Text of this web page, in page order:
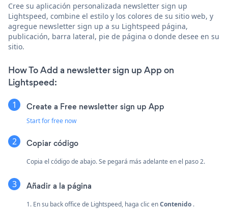
Cree su aplicación personalizada newsletter sign up
Lightspeed, combine el estilo y los colores de su sitio web, y
agregue newsletter sign up a su Lightspeed página,
publicación, barra lateral, pie de página o donde desee en su
sitio.
How To Add a newsletter sign up App on
Lightspeed:
Create a Free newsletter sign up App
Start for free now
Copiar código
Copia el código de abajo. Se pegará más adelante en el paso 2.
Añadir a la página
1. En su back office de Lightspeed, haga clic enContenido .